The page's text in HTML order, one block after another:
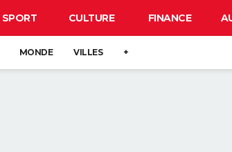
SPORT CULTURE FINANCE
MONDE VILLES +